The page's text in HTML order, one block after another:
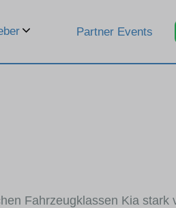
Partner Events
Fahrzeugklassen Kia stark